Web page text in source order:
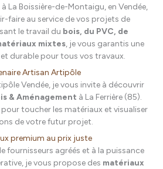
à La Boissière-de-Montaigu, en Vendée,
faire au service de vos projets de
le travail du bois, du PVC, de
mixtes, je vous garantis une
durable pour tous vos travaux.
Artisan Artipôle
Vendée, je vous invite à découvrir
& Aménagement à La Ferrière (85).
pour toucher les matériaux et visualiser
de votre futur projet.
premium au prix juste
fournisseurs agréés et à la puissance
je vous propose des matériaux